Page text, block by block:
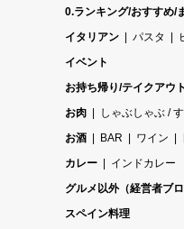
0.ランキング/おすすめ/
イタリアン
パスタ
イベント
お持ち帰り/テイクアウト
お肉
しゃぶしゃぶ /
お酒
BAR ワイン
カレー
インドカレー
グルメ以外（経営者ブロ
スペイン料理